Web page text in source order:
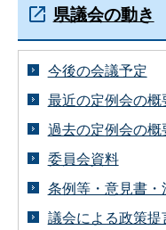
県議会の動き
今後の会議予定
最近の定例会の概
過去の定例会の概
委員会資料
条例等・意見書・
議会による政策提